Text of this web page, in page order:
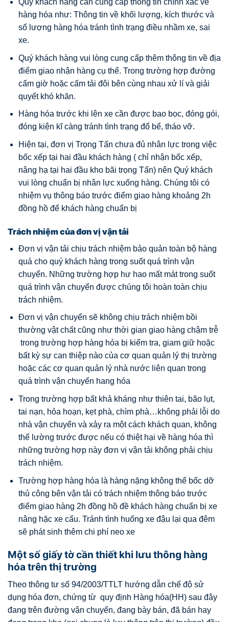
Quý khách hàng cần cung cấp thông tin chính xác về
hàng hóa như: Thông tin về khối lượng, kích thước và
số lượng hàng hóa tránh tình trạng điều nhầm xe, sai
xe.
Quý khách hàng vui lòng cung cấp thêm thông tin về địa
điểm giao nhận hàng cụ thể. Trong trường hợp đường
cấm giờ hoặc cấm tải đôi bên cùng nhau xử lí và giải
quyết khó khăn.
Hàng hóa trước khi lên xe cần được bao bọc, đóng gói,
đóng kiện kĩ càng tránh tình trạng đổ bể, tháo vỡ.
Hiện tại, đơn vị Trọng Tấn chưa đủ nhân lực trong việc
bốc xếp tại hai đầu khách hàng ( chỉ nhận bốc xếp,
nâng hạ tại hai đầu kho bãi trọng Tấn) nên Quý khách
vui lòng chuẩn bị nhân lực xuống hàng. Chúng tôi có
nhiệm vụ thông báo trước điểm giao hàng khoảng 2h
đồng hồ để khách hàng chuẩn bị
Trách nhiệm của đơn vị vận tải
Đơn vị vận tải chịu trách nhiệm bảo quản toàn bộ hàng
quá cho quý khách hàng trong suốt quá trình vận
chuyển. Những trường hợp hư hao mất mát trong suốt
quá trình vận chuyển được chúng tôi hoàn toàn chịu
trách nhiệm.
Đơn vị vận chuyển sẽ không chịu trách nhiệm bồi
thường vật chất cũng như thời gian giao hàng chậm trễ
trong trường hợp hàng hóa bị kiểm tra, giam giữ hoặc
bất kỳ sự can thiệp nào của cơ quan quản lý thị trường
hoặc các cơ quan quản lý nhà nước liên quan trong
quá trình vận chuyển hang hóa
Trong trường hợp bất khả kháng như thiên tai, bão lụt,
tai nạn, hỏa hoạn, kẹt phà, chìm phà…không phải lỗi do
nhà vận chuyển và xảy ra một cách khách quan, không
thể lường trước được nếu có thiệt hại về hàng hóa thì
những trường hợp này đơn vị vận tải không phải chịu
trách nhiệm.
Trường hợp hàng hóa là hàng nặng không thể bốc dỡ
thủ công bên vận tải có trách nhiệm thông báo trước
điểm giao hàng 2h đồng hồ đề khách hàng chuẩn bị xe
nâng hặc xe cẩu. Tránh tình huống xe đậu lại qua đêm
sẽ phát sinh thêm chi phí neo xe
Một số giấy tờ cần thiết khi lưu thông hàng
hóa trên thị trường
Theo thông tư số 94/2003/TTLT hướng dẫn chế độ sử
dụng hóa đơn, chứng từ quy định Hàng hóa(HH) sau đây
đang trên đường vận chuyển, đang bày bán, đã bán hay